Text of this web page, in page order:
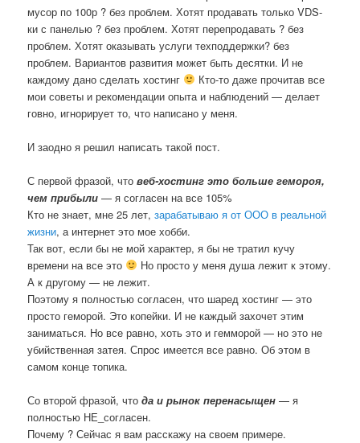
мусор по 100р ? без проблем. Хотят продавать только VDS-
ки с панелью ? без проблем. Хотят перепродавать ? без
проблем. Хотят оказывать услуги техподдержки? без
проблем. Вариантов развития может быть десятки. И не
каждому дано сделать хостинг
Кто-то даже прочитав все
мои советы и рекомендации опыта и наблюдений — делает
говно, игнорирует то, что написано у меня.
И заодно я решил написать такой пост.
С первой фразой, чтовеб-хостинг это больше гемороя,
чем прибыли — я согласен на все 105%
Кто не знает, мне 25 лет,зарабатываю я от ООО в реальной
жизни, а интернет это мое хобби.
Так вот, если бы не мой характер, я бы не тратил кучу
времени на все это
Но просто у меня душа лежит к этому.
А к другому — не лежит.
Поэтому я полностью согласен, что шаред хостинг — это
просто геморой. Это копейки. И не каждый захочет этим
заниматься. Но все равно, хоть это и гемморой — но это не
убийственная затея. Спрос имеется все равно. Об этом в
самом конце топика.
Со второй фразой, чтода и рынок перенасыщен — я
полностью НЕ_согласен.
Почему ? Сейчас я вам расскажу на своем примере.